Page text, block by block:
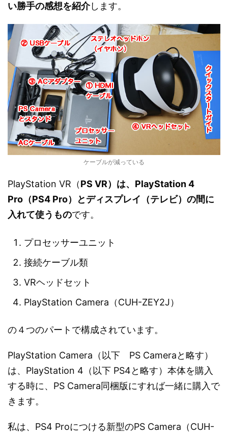
い勝手の感想を紹介します。
ケーブルが減っている
PlayStation VR（PS VR）は、PlayStation 4
Pro（PS4 Pro）とディスプレイ（テレビ）の間に
入れて使うものです。
プロセッサーユニット
接続ケーブル類
VRヘッドセット
PlayStation Camera（CUH-ZEY2J）
の４つのパートで構成されています。
PlayStation Camera（以下 PS Cameraと略す）
は、PlayStation 4（以下 PS4と略す）本体を購入
する時に、PS Camera同梱版にすれば一緒に購入で
きます。
私は、PS4 Proにつける新型のPS Camera（CUH-